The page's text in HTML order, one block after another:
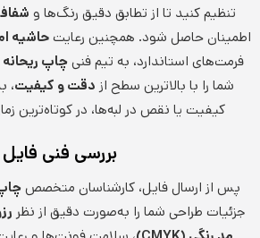
تنظیم کنید تا از تطابق دقیق رنگ‌ها و
اطمینان حاصل شود. همچنین رعایتحاشیه
فرمت‌های استاندارد، به تیم فنیچاپ ریحانه
شما را با بالاترین سطح از دقت و کیفیت،
کیفیت یا نقص در لبه‌ها، در کوتاه‌ترین
بررسی فنی فایل
پس از ارسال فایل، کارشناسان متخصص
جزئیات طراحی شما را به‌صورت دقیق از نظر